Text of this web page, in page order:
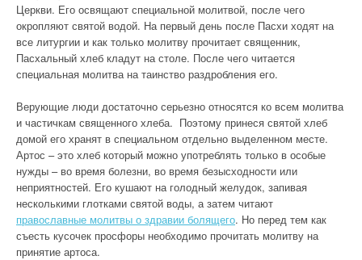
Церкви. Его освящают специальной молитвой, после чего
окропляют святой водой. На первый день после Пасхи ходят на
все литургии и как только молитву прочитает священник,
Пасхальный хлеб кладут на столе. После чего читается
специальная молитва на таинство раздробления его.
Верующие люди достаточно серьезно относятся ко всем молитва
и частичкам священного хлеба. Поэтому принеся святой хлеб
домой его хранят в специальном отдельно выделенном месте.
Артос – это хлеб который можно употреблять только в особые
нужды – во время болезни, во время безысходности или
неприятностей. Его кушают на голодный желудок, запивая
несколькими глотками святой воды, а затем читают
православные молитвы о здравии болящего. Но перед тем как
съесть кусочек просфоры необходимо прочитать молитву на
принятие артоса.